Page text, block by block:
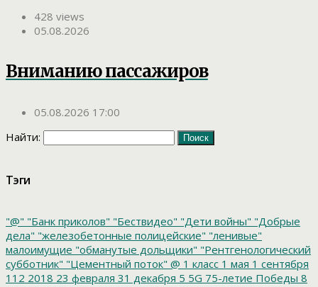
428 views
05.08.2026
Вниманию пассажиров
05.08.2026 17:00
Найти:
Тэги
"@" "Банк приколов" "Бествидео" "Дети войны" "Добрые
дела" "железобетонные полицейские" "ленивые"
малоимущие "обманутые дольщики" "Рентгенологический
субботник" "Цементный поток" @ 1 класс 1 мая 1 сентября
112 2018 23 февраля 31 декабря 5 5G 75-летие Победы 8